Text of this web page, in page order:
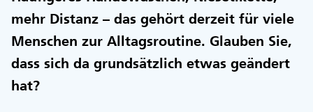
mehr Distanz – das gehört derzeit für viele
Menschen zur Alltagsroutine. Glauben Sie,
dass sich da grundsätzlich etwas geändert
hat?